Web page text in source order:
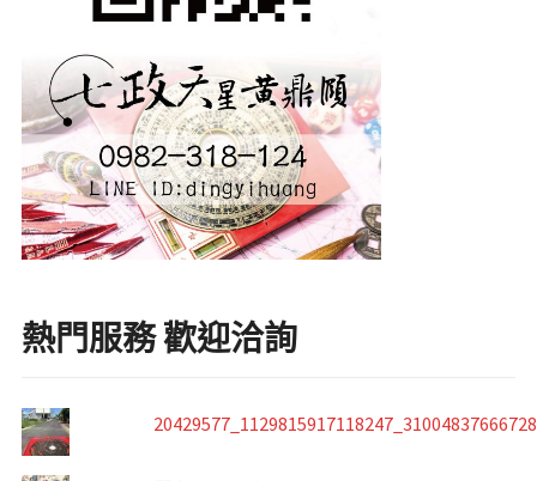
熱門服務 歡迎洽詢